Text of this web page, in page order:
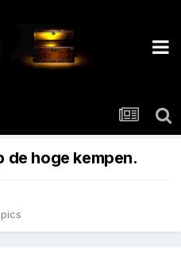
de hoge kempen.